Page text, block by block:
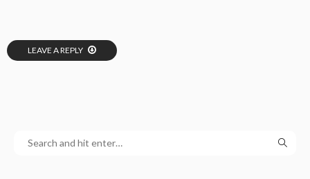
LEAVE A REPLY